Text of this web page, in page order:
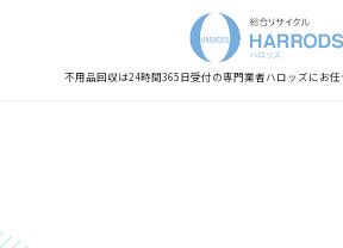
不用品回収は24時間365日受付の専門業者ハロッズにお
/home/xs0909/kaisyu-fuyouhin.com/